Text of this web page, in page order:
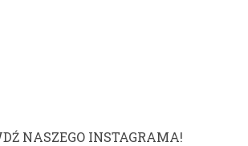
NASZEGO INSTAGRAMA!